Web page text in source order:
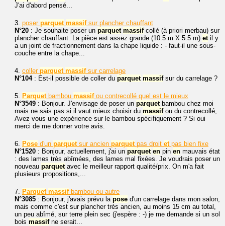
J'ai d'abord pensé...
3. poser parquet massifsur plancher chauffant
N°20 : Je souhaite poser un parquet massifcollé (à priori merbau) sur
plancher chauffant. La pièce est assez grande (10.5 m X 5.5 m) etil y
a un joint de fractionnement dans la chape liquide : - faut-il une sous-
couche entre la chape...
4. coller parquet massifsur carrelage
N°104: Est-il possible de coller du parquet massifsur du carrelage ?
5. Parquetbambou massifou contrecollé quel est le mieux
N°3549 : Bonjour. J'envisage de poser un parquetbambou chez moi
mais ne sais pas si il vaut mieux choisir du massifou du contrecollé,
Avez vous une expérience sur le bambou spécifiquement ? Si oui
merci de me donner votre avis.
6. Pose d'un parquetsur ancien parquetpas droit etpas bien fixe
N°1520 : Bonjour, actuellement, j'ai un parquet en pin en mauvais état
: des lames très abîmées, des lames mal fixées. Je voudrais poser un
nouveau parquetavec le meilleur rapport qualité/prix. On m'a fait
plusieurs propositions,...
7. Parquet massifbambou ou autre
N°3085 : Bonjour, j'avais prévu la pose d'un carrelage dans mon salon,
mais comme c'est sur plancher très ancien, au moins 15 cm au total,
un peu abîmé, sur terre plein sec (j'espère : -) je me demande si un sol
bois massifne serait...